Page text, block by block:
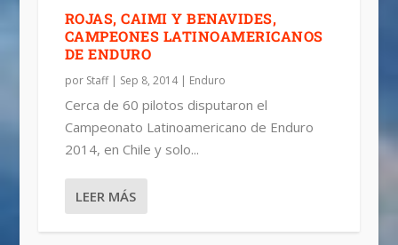
ROJAS, CAIMI Y BENAVIDES,
CAMPEONES LATINOAMERICANOS
DE ENDURO
por Staff| Sep 8, 2014| Enduro
Cerca de 60 pilotos disputaron el
Campeonato Latinoamericano de Enduro
2014, en Chile y solo...
LEER MÁS